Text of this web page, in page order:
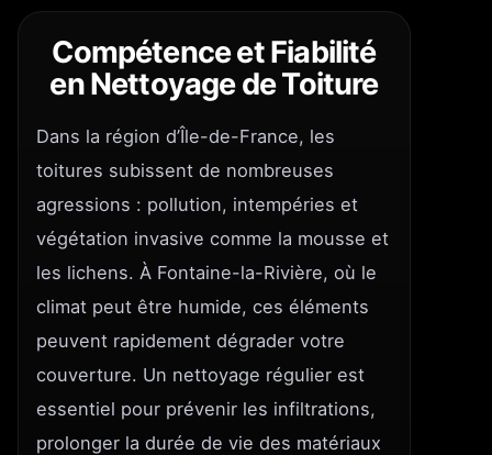
Compétence et Fiabilité
en Nettoyage de Toiture
Dans la région d’Île-de-France, les
toitures subissent de nombreuses
agressions : pollution, intempéries et
végétation invasive comme la mousse et
les lichens. À Fontaine-la-Rivière, où le
climat peut être humide, ces éléments
peuvent rapidement dégrader votre
couverture. Un nettoyage régulier est
essentiel pour prévenir les infiltrations,
prolonger la durée de vie des matériaux